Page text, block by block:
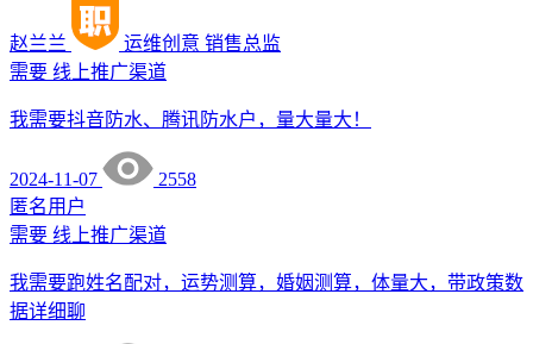
赵兰兰 运维创意 销售总监
需要 线上推广渠道
我需要抖音防水、腾讯防水户，量大量大！
2024-11-07
2558
匿名用户
需要 线上推广渠道
我需要跑姓名配对，运势测算，婚姻测算，体量大，带政策数
据详细聊